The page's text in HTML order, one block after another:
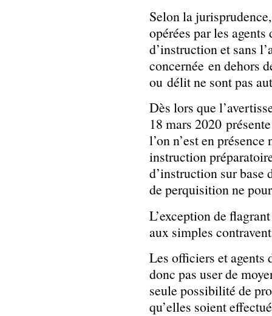
Selon la
opérées par les
d’instruction et sans
concernée en dehors
ou délit ne sont pas
Dès lors que
18 mars 2020
l’on n’est en
instruction
d’instruction sur base
de perquisition ne
L’exception de
aux simples
Les officiers et agents
donc pas user de
seule possibilité de
qu’elles soient